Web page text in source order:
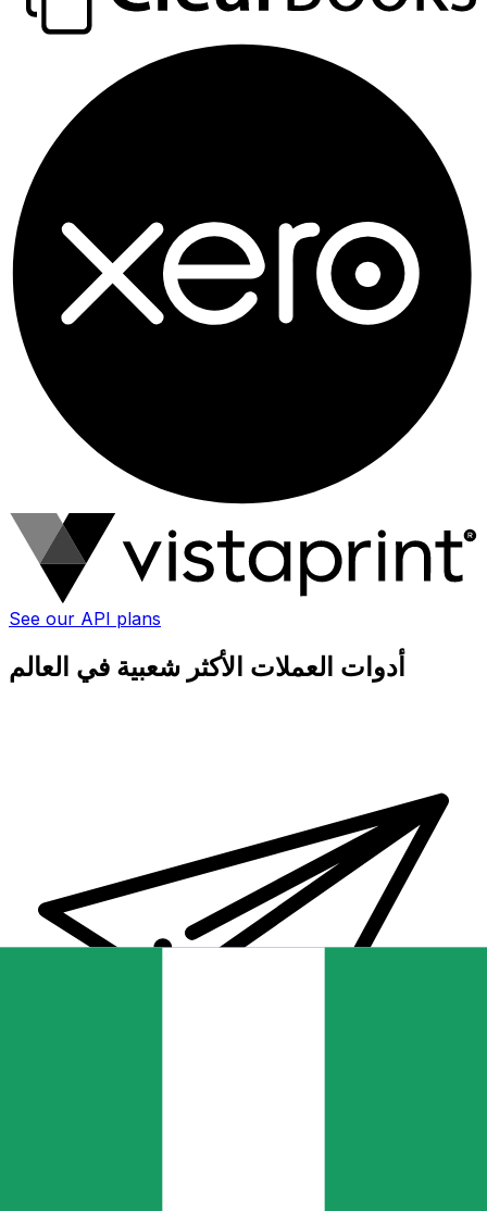
See our API plans
أدوات العملات الأكثر شعبية في العالم